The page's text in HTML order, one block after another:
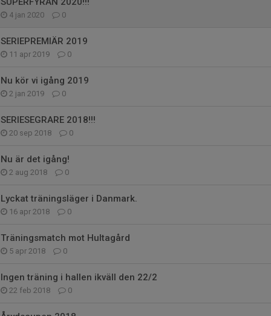
4 jan 2020 0
SERIEPREMIÄR 2019
11 apr 2019 0
Nu kör vi igång 2019
2 jan 2019 0
SERIESEGRARE 2018!!!
20 sep 2018 0
Nu är det igång!
2 aug 2018 0
Lyckat träningsläger i Danmark.
16 apr 2018 0
Träningsmatch mot Hultagård
5 apr 2018 0
Ingen träning i hallen ikväll den 22/2
22 feb 2018 0